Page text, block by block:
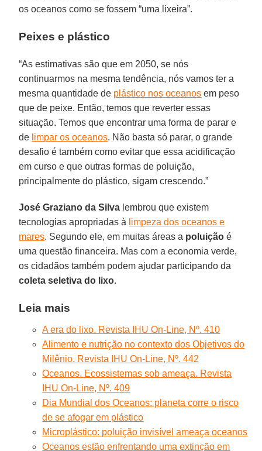
os oceanos como se fossem “uma lixeira”.
Peixes e plástico
“As estimativas são que em 2050, se nós
continuarmos na mesma tendência, nós vamos ter a
mesma quantidade de plástico nos oceanos em peso
que de peixe. Então, temos que reverter essas
situação. Temos que encontrar uma forma de parar e
de limpar os oceanos. Não basta só parar, o grande
desafio é também como evitar que essa acidificação
em curso e que outras formas de poluição,
principalmente do plástico, sigam crescendo.”
José Graziano da Silva lembrou que existem
tecnologias apropriadas à limpeza dos oceanos e
mares. Segundo ele, em muitas áreas a poluição é
uma questão financeira. Mas com a economia verde,
os cidadãos também podem ajudar participando da
coleta seletiva do lixo.
Leia mais
A era do lixo. Revista IHU On-Line, Nº. 410
Alimento e nutrição no contexto dos Objetivos do
Milênio. Revista IHU On-Line, Nº. 442
Oceanos. Ecossistemas sob ameaça. Revista
IHU On-Line, Nº. 409
Dia Mundial dos Oceanos: planeta corre o risco
de se afogar em plástico
Microplástico: poluição invisível ameaça oceanos
Oceanos estão enfrentando uma extinção em